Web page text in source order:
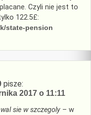
Czyli nie jest to
122.5£:
state-pension
pisze:
2017 o 11:11
sie w szczegoly – w